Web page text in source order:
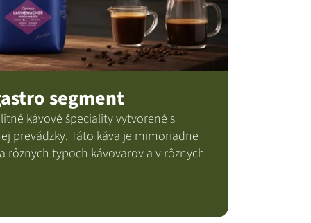
segment
kávové špeciality vytvorené s
prevádzky. Táto káva je mimoriadne
typoch kávovarov a v rôznych